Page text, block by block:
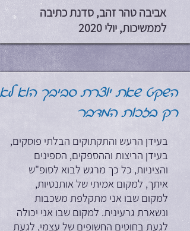
אביבה טהר זהב, סדנת כתיבה
לממשיכות, יולי 2020
השקט שאת יוצרת סביבך הוא לא
רק בזכות המדבר
בעידן הרעש והתקתוקים הבלתי פוסקים,
בעידן הריצות וההספקים, הספינים
והציניות, כל כך מרגש לבוא לסופ"ש
איתך, למקום אמיתי של אותנטיות,
למקום שבו אני מתקלפת משכבות
ונשארת גרעינית. למקום שבו אני יכולה
לגעת בחוטים החשופים של עצמי, לגעת